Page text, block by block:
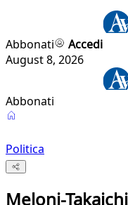
Abbonati
Accedi
August 8, 2026
Abbonati
Politica
Meloni-